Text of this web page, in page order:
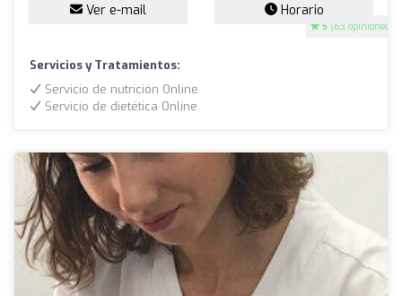
5 (63 opiniones)
Ver e-mail Horario
Servicios y Tratamientos:
Servicio de nutrición Online
Servicio de dietética Online